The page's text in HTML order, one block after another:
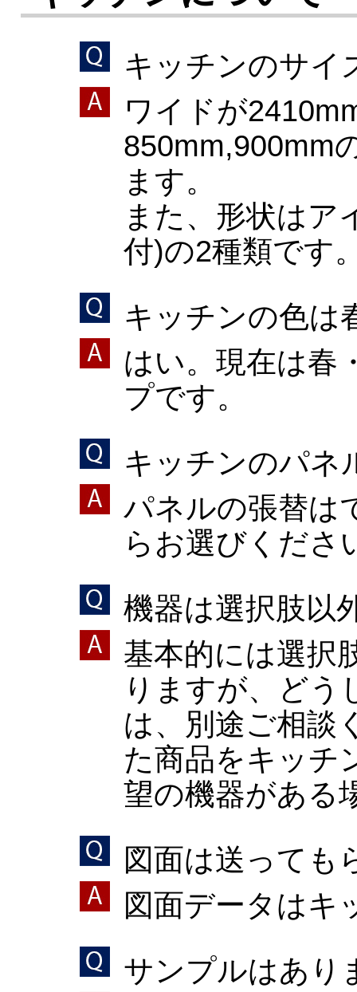
キッチンのサイ
ワイドが
850mm,900mm
ます。
また、形状はア
付)の2種類です
キッチンの色は
はい。現在は春
プです。
キッチンのパネ
パネルの張替は
らお選びくださ
機器は選択肢以
基本的には選択
りますが、どう
は、別途ご相談
た商品をキッチ
望の機器がある
図面は送っても
図面データはキ
サンプルはあり